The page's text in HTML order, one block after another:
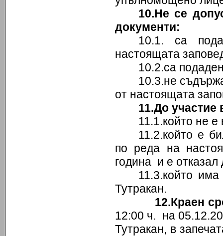
10.Не се
документи:
10.1. са
настоящата
10.2.са
10.3.не
от настоящата
11.До участие
11.1.който не е
11.2.който е
по реда на
година и е отказал
11.3.който
Тутракан.
12.Краен
12:00 ч. на
Тутракан, в